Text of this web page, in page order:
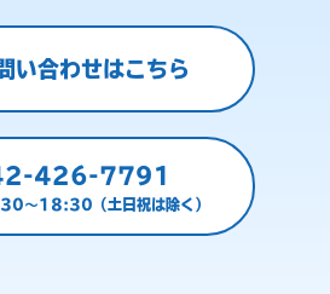
い合わせはこちら
426-7791
～18:30（土日祝は除く）